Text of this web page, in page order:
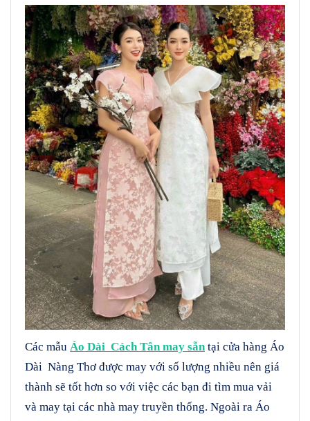
Các mẫu Áo Dài Cách Tân may sẵn tại cửa hàng Áo
Dài Nàng Thơ được may với số lượng nhiều nên giá
thành sẽ tốt hơn so với việc các bạn đi tìm mua vải
và may tại các nhà may truyền thống. Ngoài ra Áo